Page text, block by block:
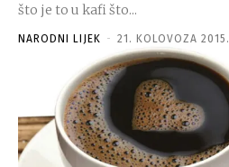
što je to u kafi što...
NARODNI LIJEK - 21. KOLOVOZA 2015.